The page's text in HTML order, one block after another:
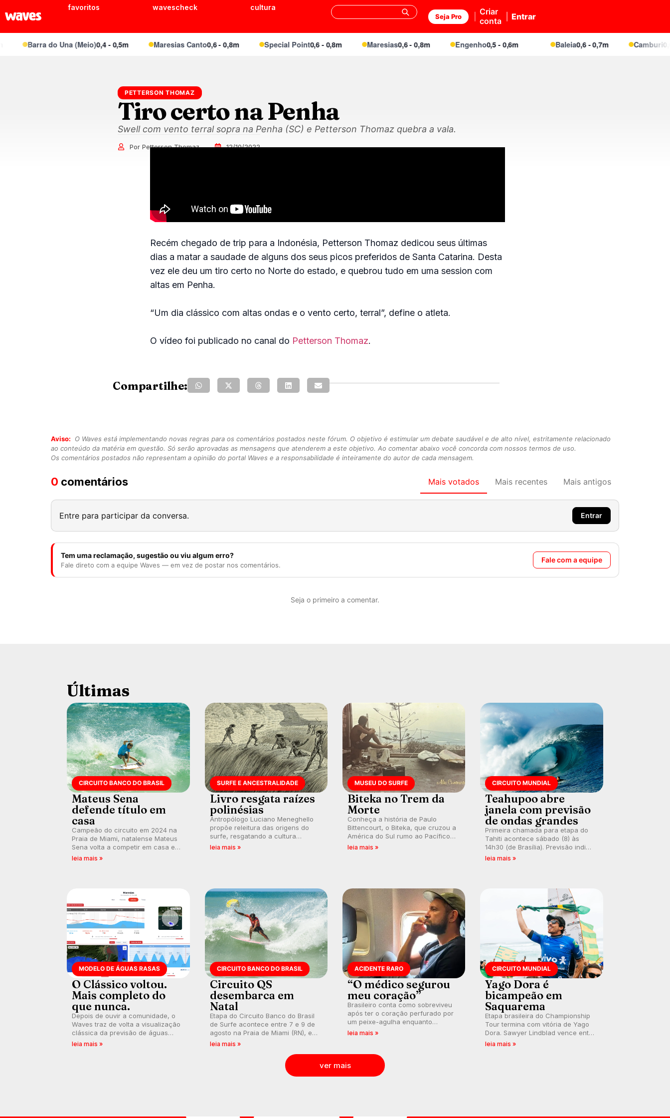
favoritos wavescheck cultura
Seja Pro
Criar
conta
Entrar
Barra do Una (Meio)0,4 - 0,5m Maresias Canto0,6 - 0,8m Special Point0,6 - 0,8m Maresias0,6 - 0,8m Engenho0,5 - 0,6m Baleia0,6 - 0,7m Camburi0,6 -
PETTERSON THOMAZ
Tiro certo na Penha
Swell com vento terral sopra na Penha (SC) e Petterson Thomaz quebra a vala.
Por Petterson Thomaz 12/10/2022
Recém chegado de trip para a Indonésia, Petterson Thomaz dedicou seus últimas
dias a matar a saudade de alguns dos seus picos preferidos de Santa Catarina. Desta
vez ele deu um tiro certo no Norte do estado, e quebrou tudo em uma session com
altas em Penha.
“Um dia clássico com altas ondas e o vento certo, terral”, define o atleta.
O vídeo foi publicado no canal do Petterson Thomaz.
Compartilhe:
Aviso:
O Waves está implementando novas regras para os comentários postados neste fórum. O objetivo é estimular um debate saudável e de alto nível, estritamente relacionado
ao conteúdo da matéria em questão. Só serão aprovadas as mensagens que atenderem a este objetivo. Ao comentar abaixo você concorda com nossos termos de uso.
Os comentários postados não representam a opinião do portal Waves e a responsabilidade é inteiramente do autor de cada mensagem.
0 comentários Mais votados Mais recentes Mais antigos
Entre para participar da conversa. Entrar
Tem uma reclamação, sugestão ou viu algum erro?
Fale direto com a equipe Waves — em vez de postar nos comentários.
Fale com a equipe
Seja o primeiro a comentar.
Últimas
CIRCUITO BANCO DO BRASIL
Mateus Sena
defende título em
casa
Campeão do circuito em 2024 na
Praia de Miami, natalense Mateus
Sena volta a competir em casa em
busca de manter a hegemonia
leia mais »
SURFE E ANCESTRALIDADE
Livro resgata raízes
polinésias
Antropólogo Luciano Meneghello
propõe releitura das origens do
surfe, resgatando a cultura
polinésia e questionando a visão
leia mais »
MUSEU DO SURFE
Biteka no Trem da
Morte
Conheça a história de Paulo
Bittencourt, o Biteka, que cruzou a
América do Sul rumo ao Pacífico
em uma jornada que se tornou um
leia mais »
CIRCUITO MUNDIAL
Teahupoo abre
janela com previsão
de ondas grandes
Primeira chamada para etapa do
Tahiti acontece sábado (8) às
14h30 (de Brasília). Previsão indica
swell consistente. Medina
leia mais »
MODELO DE ÁGUAS RASAS
O Clássico voltou.
Mais completo do
que nunca.
Depois de ouvir a comunidade, o
Waves traz de volta a visualização
clássica da previsão de águas
rasas, agora integrada à nova
leia mais »
CIRCUITO BANCO DO BRASIL
Circuito QS
desembarca em
Natal
Etapa do Circuito Banco do Brasil
de Surfe acontece entre 7 e 9 de
agosto na Praia de Miami (RN), em
disputas válidas pelo Qualifying
por vagas no Challenger Series.
leia mais »
ACIDENTE RARO
“O médico segurou
meu coração”
Brasileiro conta como sobreviveu
após ter o coração perfurado por
um peixe-agulha enquanto
surfava na Costa Rica.
leia mais »
CIRCUITO MUNDIAL
Yago Dora é
bicampeão em
Saquarema
Etapa brasileira do Championship
Tour termina com vitória de Yago
Dora. Sawyer Lindblad vence entre
as mulheres e Leonardo Fioravanti
leia mais »
ver mais